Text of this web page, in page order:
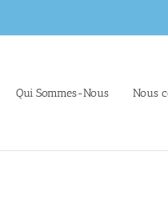
Qui Sommes-Nous Nous